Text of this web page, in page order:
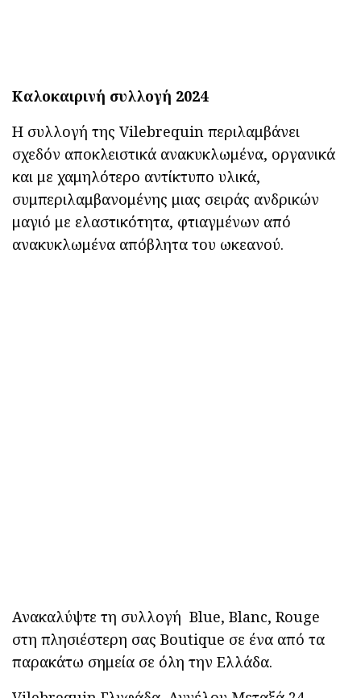
Καλοκαιρινή συλλογή 2024
H συλλογή της Vilebrequin περιλαμβάνει
σχεδόν αποκλειστικά ανακυκλωμένα, οργανικά
και με χαμηλότερο αντίκτυπο υλικά,
συμπεριλαμβανομένης μιας σειράς ανδρικών
μαγιό με ελαστικότητα, φτιαγμένων από
ανακυκλωμένα απόβλητα του ωκεανού.
Ανακαλύψτε τη συλλογή Blue, Blanc, Rouge
στη πλησιέστερη σας Boutique σε ένα από τα
παρακάτω σημεία σε όλη την Ελλάδα.